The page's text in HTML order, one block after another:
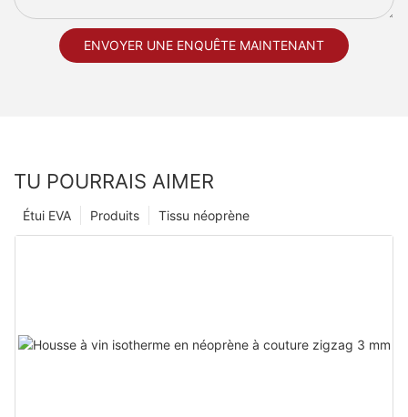
ENVOYER UNE ENQUÊTE MAINTENANT
TU POURRAIS AIMER
Tissu néoprène
Produits
Étui EVA